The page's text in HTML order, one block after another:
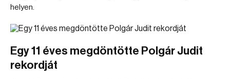
helyen.
Egy 11 éves megdöntötte Polgár Judit
rekordját